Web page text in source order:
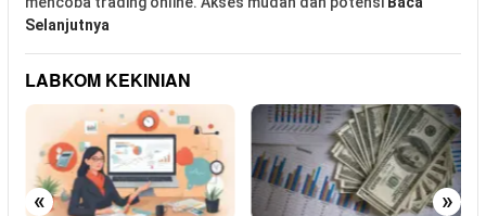
Selanjutnya
LABKOM KEKINIAN
« »